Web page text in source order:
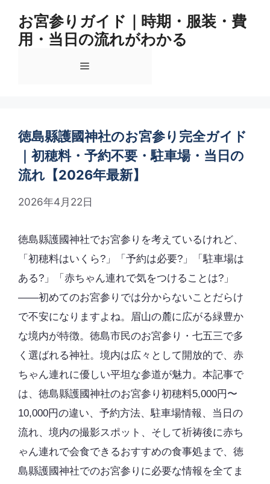
お宮参りガイド｜時期・服装・費
用・当日の流れがわかる
メ
ュ
ー
徳島縣護國神社のお宮参り完全ガイド
｜初穂料・予約不要・駐車場・当日の
流れ【2026年最新】
2026年4月22日
徳島縣護國神社でお宮参りを考えているけれど、
「初穂料はいくら?」「予約は必要?」「駐車場は
ある?」「赤ちゃん連れで気をつけることは?」
――初めてのお宮参りでは分からないことだらけ
で不安になりますよね。眉山の麓に広がる緑豊か
な境内が特徴。徳島市民のお宮参り・七五三で多
く選ばれる神社。境内は広々として開放的で、赤
ちゃん連れに優しい平坦な参道が魅力。本記事で
は、徳島縣護國神社のお宮参り初穂料5,000円〜
10,000円の違い、予約方法、駐車場情報、当日の
流れ、境内の撮影スポット、そして祈祷後に赤ち
ゃん連れで会食できるおすすめの食事処まで、徳
島縣護國神社でのお宮参りに必要な情報を全てま